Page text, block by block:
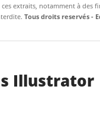
extraits, notamment à des
Tous droits reservés -
Illustrator